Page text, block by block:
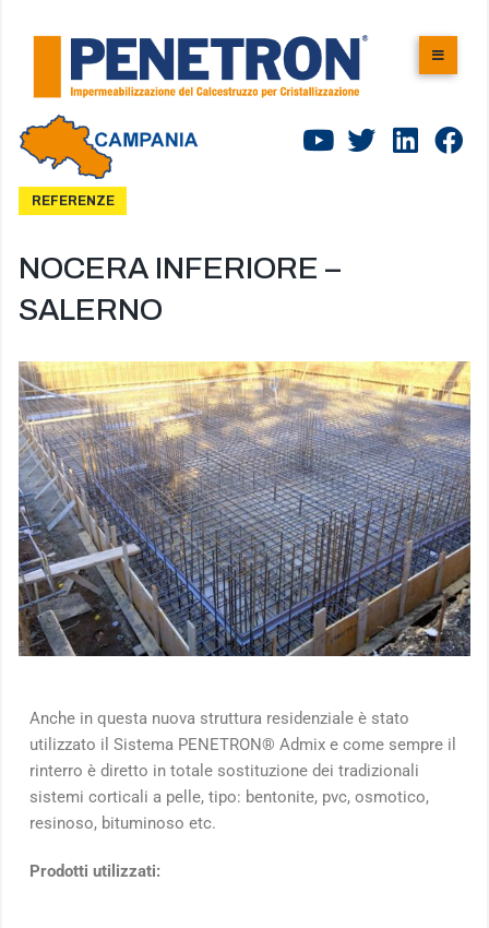
REFERENZE
NOCERA INFERIORE –
SALERNO
Anche in questa nuova struttura residenziale è stato
utilizzato il Sistema PENETRON® Admix e come sempre il
rinterro è diretto in totale sostituzione dei tradizionali
sistemi corticali a pelle, tipo: bentonite, pvc, osmotico,
resinoso, bituminoso etc.
Prodotti utilizzati: